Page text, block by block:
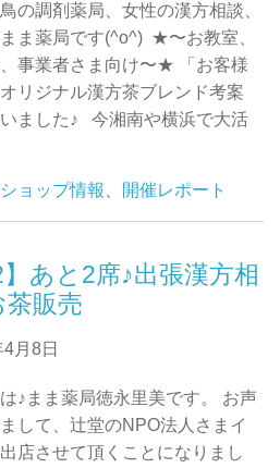
の調剤薬局、女性の漢方相談、
ま薬局です(^o^) ★〜お教室、
事業者さま向け〜★ 「お客様
リジナル漢方茶ブレンド考案
ました♪ 今湘南や横浜で大活
ョップ情報 開催レポート
】あと2席♪出張漢方相
販売
月8日
♪まま薬局徳永里美です。 お声
して、辻堂のNPO法人さまイ
店させて頂くことになりまし